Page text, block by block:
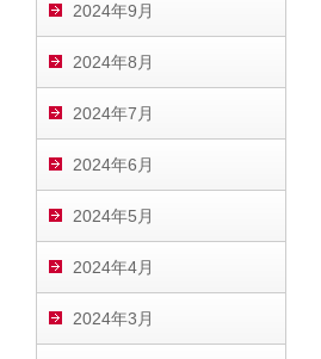
2024年9月
2024年8月
2024年7月
2024年6月
2024年5月
2024年4月
2024年3月